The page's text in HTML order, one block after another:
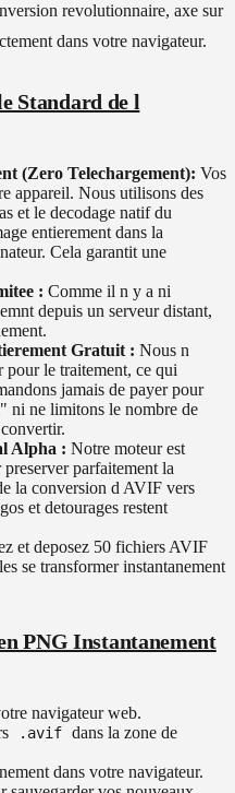
revolutionnaire, axe sur
dans votre navigateur.
Standard de l
(Zero Telechargement): Vos
appareil. Nous utilisons des
et le decodage natif du
entierement dans la
Cela garantit une
: Comme il n y a ni
depuis un serveur distant,
Gratuit : Nous n
pour le traitement, ce qui
jamais de payer pour
ni ne limitons le nombre de
Alpha : Notre moteur est
parfaitement la
la conversion d AVIF vers
et detourages restent
et deposez 50 fichiers AVIF
se transformer instantanement
PNG Instantanement
navigateur web.
.avif dans la zone de
dans votre navigateur.